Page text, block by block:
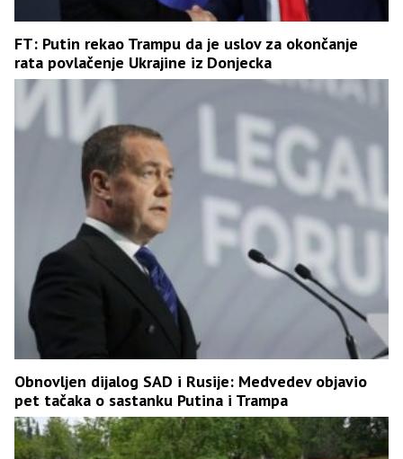
FT: Putin rekao Trampu da je uslov za okončanje
rata povlačenje Ukrajine iz Donjecka
Obnovljen dijalog SAD i Rusije: Medvedev objavio
pet tačaka o sastanku Putina i Trampa